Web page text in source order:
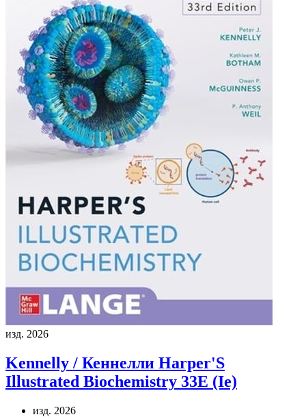
изд. 2026
Kennelly / Кеннелли Harper'S
Illustrated Biochemistry 33E (Ie)
изд. 2026